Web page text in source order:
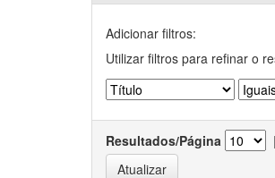
Adicionar filtros:
Utilizar filtros para refinar o
Resultados/Página |